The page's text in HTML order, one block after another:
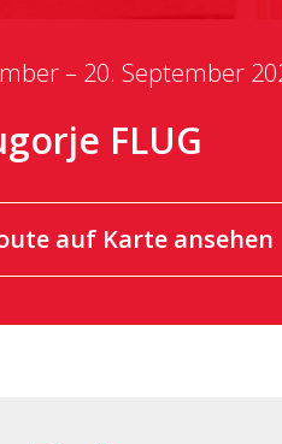
– 20. September
FLUG
auf Karte ansehen